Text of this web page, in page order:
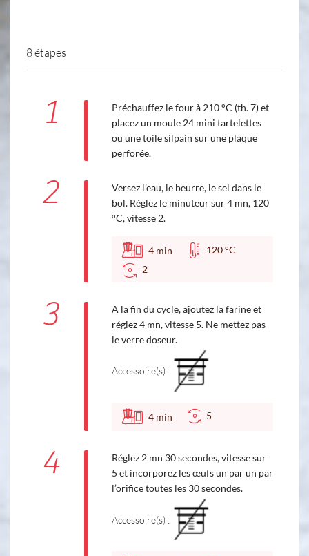
8 étapes
1
Préchauffez le four à 210 °C (th. 7) et
placez un moule 24 mini tartelettes
ou une toile silpain sur une plaque
perforée.
2
Versez l’eau, le beurre, le sel dans le
bol. Réglez le minuteur sur 4 mn, 120
°C, vitesse 2.
4 min
120 °C
2
3
A la fin du cycle, ajoutez la farine et
réglez 4 mn, vitesse 5. Ne mettez pas
le verre doseur.
Accessoire(s) :
4 min 5
4
Réglez 2 mn 30 secondes, vitesse sur
5 et incorporez les œufs un par un par
l’orifice toutes les 30 secondes.
Accessoire(s) :